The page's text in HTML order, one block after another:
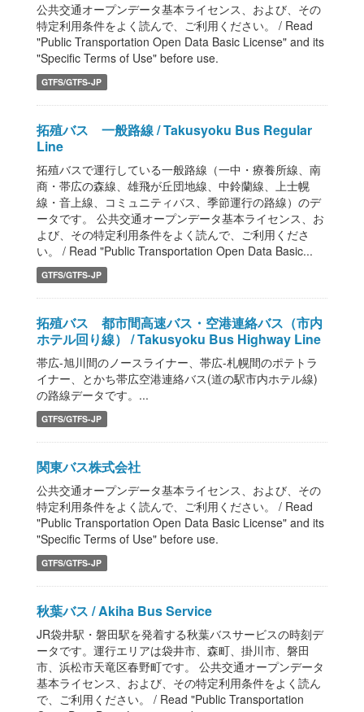
公共交通オープンデータ基本ライセンス、および、その
特定利用条件をよく読んで、ご利用ください。 / Read
"Public Transportation Open Data Basic License" and its
"Specific Terms of Use" before use.
GTFS/GTFS-JP
拓殖バス 一般路線 / Takusyoku Bus Regular
Line
拓殖バスで運行している一般路線（一中・療養所線、南
商・帯広の森線、雄飛が丘団地線、中鈴蘭線、上士幌
線・音上線、コミュニティバス、季節運行の路線）のデ
ータです。 公共交通オープンデータ基本ライセンス、お
よび、その特定利用条件をよく読んで、ご利用くださ
い。 / Read "Public Transportation Open Data Basic...
GTFS/GTFS-JP
拓殖バス 都市間高速バス・空港連絡バス（市内
ホテル回り線） / Takusyoku Bus Highway Line
帯広-旭川間のノースライナー、帯広-札幌間のポテトラ
イナー、とかち帯広空港連絡バス(道の駅市内ホテル線)
の路線データです。...
GTFS/GTFS-JP
関東バス株式会社
公共交通オープンデータ基本ライセンス、および、その
特定利用条件をよく読んで、ご利用ください。 / Read
"Public Transportation Open Data Basic License" and its
"Specific Terms of Use" before use.
GTFS/GTFS-JP
秋葉バス / Akiha Bus Service
JR袋井駅・磐田駅を発着する秋葉バスサービスの時刻デ
ータです。運行エリアは袋井市、森町、掛川市、磐田
市、浜松市天竜区春野町です。 公共交通オープンデータ
基本ライセンス、および、その特定利用条件をよく読ん
で、ご利用ください。 / Read "Public Transportation